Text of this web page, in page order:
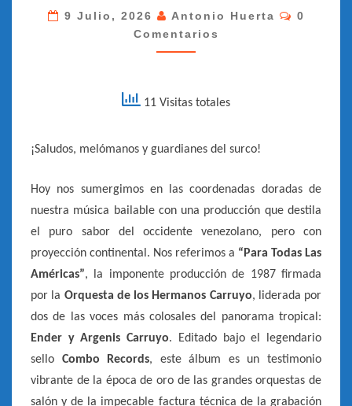
–
PARA
TODAS
AMÉRICAS
[COMBO
–
1987]
9 Julio, 2026 Antonio Huerta
0
Comentarios
11 Visitas totales
¡Saludos, melómanos y guardianes del surco!
Hoy nos sumergimos en las coordenadas doradas de
nuestra música bailable con una producción que destila
el puro sabor del occidente venezolano, pero con
proyección continental. Nos referimos a “Para Todas Las
Américas”, la imponente producción de 1987 firmada
por la Orquesta de los Hermanos Carruyo, liderada por
dos de las voces más colosales del panorama tropical:
Ender y Argenis Carruyo. Editado bajo el legendario
sello Combo Records, este álbum es un testimonio
vibrante de la época de oro de las grandes orquestas de
salón y de la impecable factura técnica de la grabación